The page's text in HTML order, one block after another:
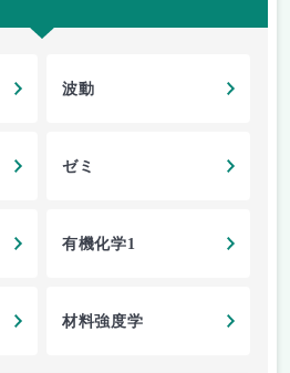
波動
ゼミ
有機化学1
材料強度学